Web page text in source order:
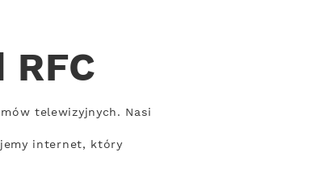
telewizyjnych. Nasi
internet, który